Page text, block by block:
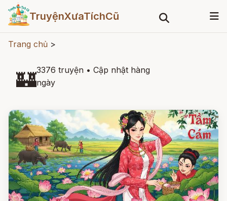
TruyệnXưaTíchCũ
Trang chủ >
🏰3376 truyện • Cập nhật hàng
ngày